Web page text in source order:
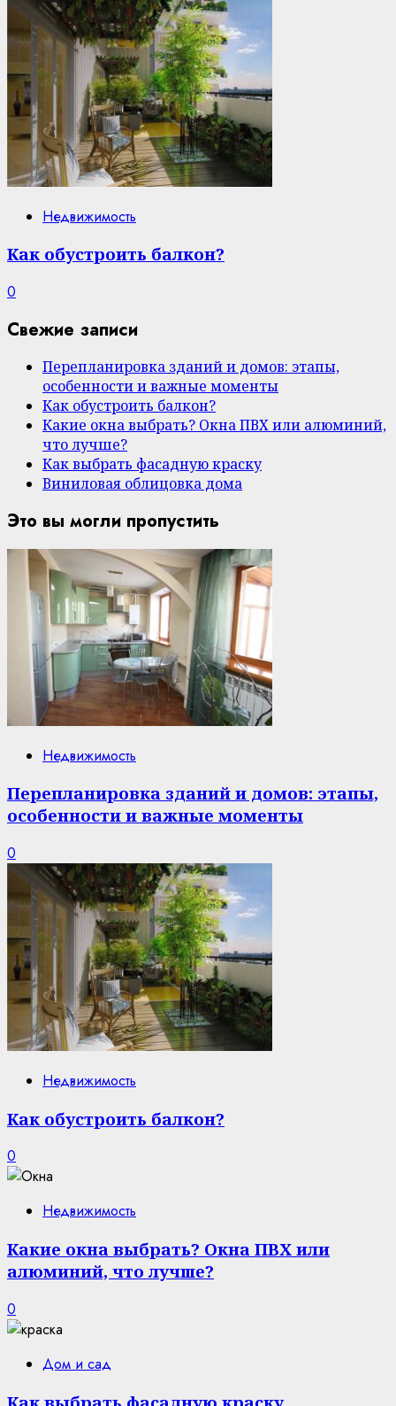
Недвижимость
Как обустроить балкон?
0
Свежие записи
Перепланировка зданий и домов: этапы,
особенности и важные моменты
Как обустроить балкон?
Какие окна выбрать? Окна ПВХ или алюминий,
что лучше?
Как выбрать фасадную краску
Виниловая облицовка дома
Это вы могли пропустить
Недвижимость
Перепланировка зданий и домов: этапы,
особенности и важные моменты
0
Недвижимость
Как обустроить балкон?
0
Недвижимость
Какие окна выбрать? Окна ПВХ или
алюминий, что лучше?
0
Дом и сад